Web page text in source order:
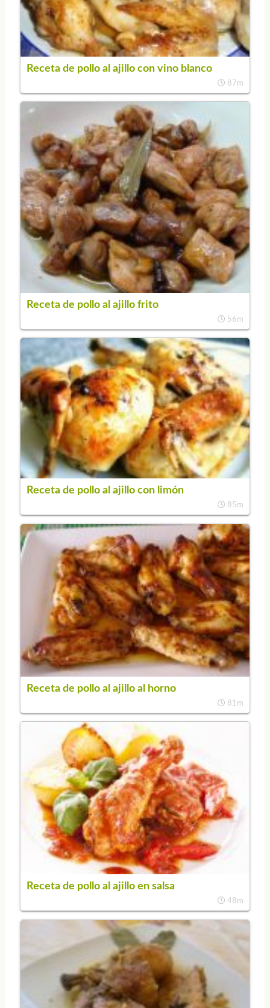
Receta de pollo al ajillo con vino blanco
87m
Receta de pollo al ajillo frito
56m
Receta de pollo al ajillo con limón
85m
Receta de pollo al ajillo al horno
81m
Receta de pollo al ajillo en salsa
48m